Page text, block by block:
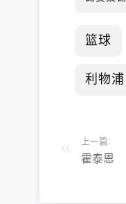
篮球
利物浦
上一篇:
霍泰恩